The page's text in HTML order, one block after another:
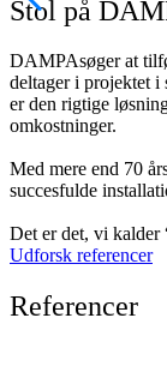
Stol på
DAMPAsøger at
deltager i projektet i
er den rigtige
omkostninger.
Med mere end 70
succesfulde
Det er det, vi
Udforsk referencer
Referencer